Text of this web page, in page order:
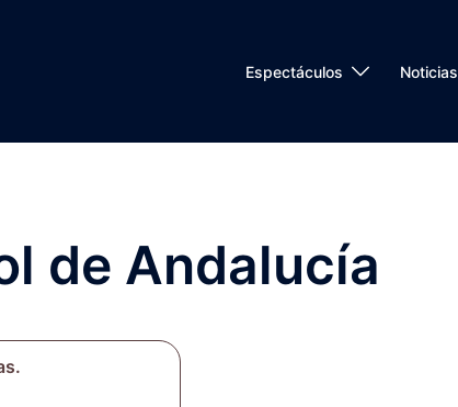
Espectáculos Noticias
de Andalucía